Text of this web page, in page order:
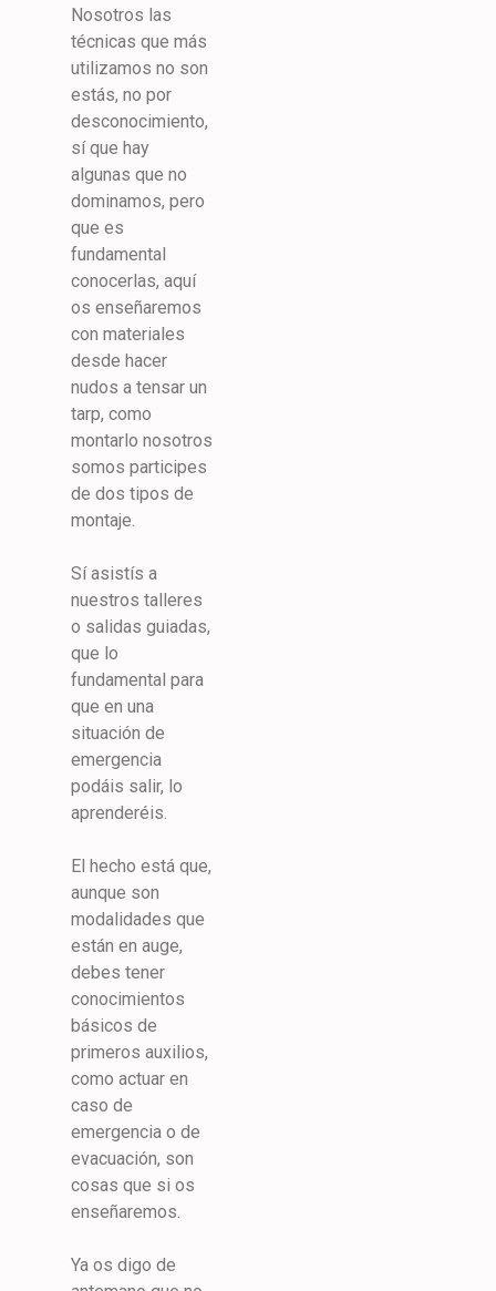
Nosotros las
técnicas que más
utilizamos no son
estás, no por
desconocimiento,
sí que hay
algunas que no
dominamos, pero
que es
fundamental
conocerlas, aquí
os enseñaremos
con materiales
desde hacer
nudos a tensar un
tarp, como
montarlo nosotros
somos participes
de dos tipos de
montaje.
Sí asistís a
nuestros talleres
o salidas guiadas,
que lo
fundamental para
que en una
situación de
emergencia
podáis salir, lo
aprenderéis.
El hecho está que,
aunque son
modalidades que
están en auge,
debes tener
conocimientos
básicos de
primeros auxilios,
como actuar en
caso de
emergencia o de
evacuación, son
cosas que si os
enseñaremos.
Ya os digo de